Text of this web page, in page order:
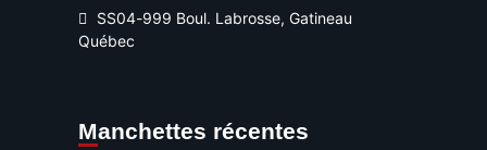
SS04-999 Boul. Labrosse, Gatineau
Québec
Manchettes récentes